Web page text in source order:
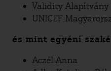
Validity Alapítvány
UNICEF
és mint egyéni
Aczél Anna